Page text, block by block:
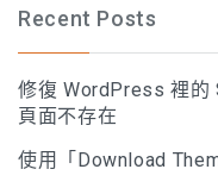
Recent Posts
修復 WordPress 裡的
頁面不存在
使用「Download